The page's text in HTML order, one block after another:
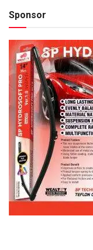
Sponsor